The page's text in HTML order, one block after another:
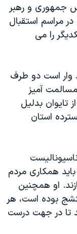
جمهوری و رهبر
مراسم استقبال
را می
وار است دو طرف
آميز
تايوان بدليل
استان
همکاری مردم
او همچنين
بوده است، هر
تا در جهت درست